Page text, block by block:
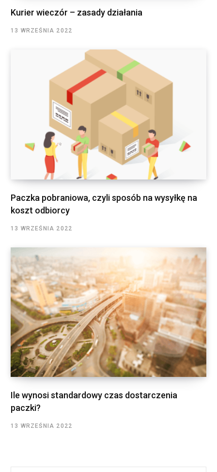
Kurier wieczór – zasady działania
13 WRZEŚNIA 2022
Paczka pobraniowa, czyli sposób na wysyłkę na
koszt odbiorcy
13 WRZEŚNIA 2022
Ile wynosi standardowy czas dostarczenia
paczki?
13 WRZEŚNIA 2022